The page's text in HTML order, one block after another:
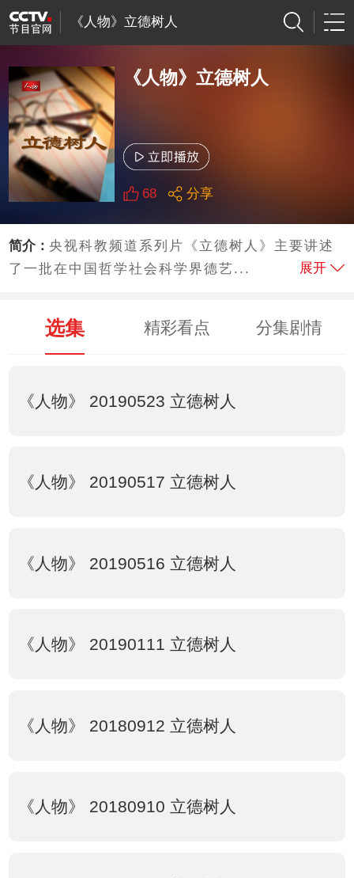
《人物》立德树人
《人物》立德树人
68 分享
简介：央视科教频道系列片《立德树人》主要讲述
了一批在中国哲学社会科学界德艺...
展开
选集 精彩看点 分集剧情
《人物》 20190523 立德树人
《人物》 20190517 立德树人
《人物》 20190516 立德树人
《人物》 20190111 立德树人
《人物》 20180912 立德树人
《人物》 20180910 立德树人